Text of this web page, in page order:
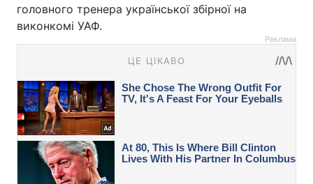
головного тренера української збірної на
виконкомі УАФ.
Реклама